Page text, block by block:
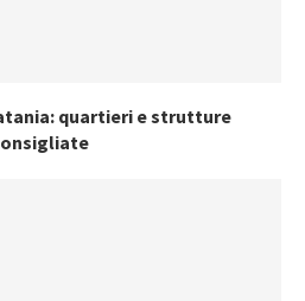
quartieri e strutture